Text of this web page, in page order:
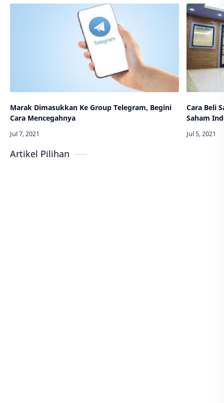
Marak Dimasukkan Ke Group Telegram, Begini
Cara Mencegahnya
Cara Beli
Saham
Artikel Pilihan